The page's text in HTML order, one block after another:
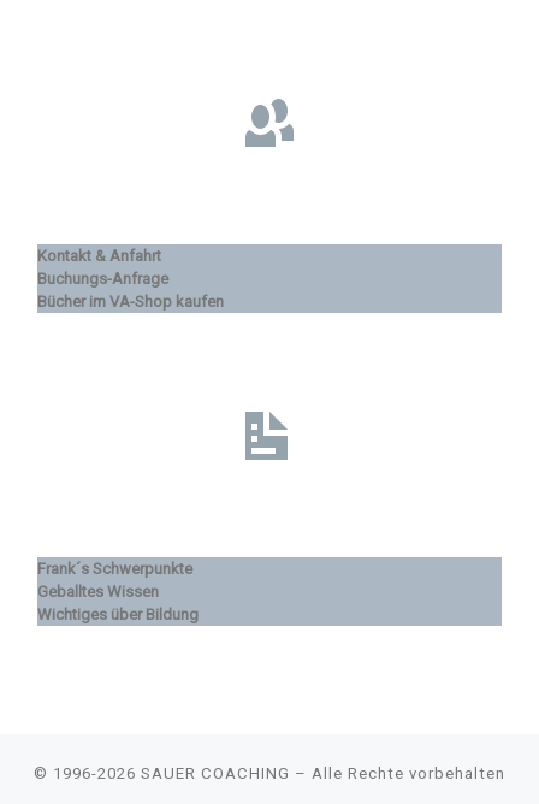
Kontakt & Anfahrt
Buchungs-Anfrage
Bücher im VA-Shop kaufen
Frank´s Schwerpunkte
Geballtes Wissen
Wichtiges über Bildung
© 1996-2026 SAUER COACHING – Alle Rechte vorbehalten